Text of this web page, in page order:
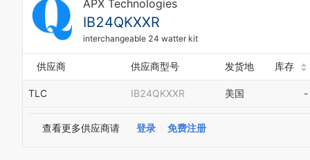
APX Technologies
IB24QKXXR
interchangeable 24 watter kit
供应商 供应商型号 发货地 库存
TLC IB24QKXXR 美国 -
查看更多供应商请 登录 免费注册